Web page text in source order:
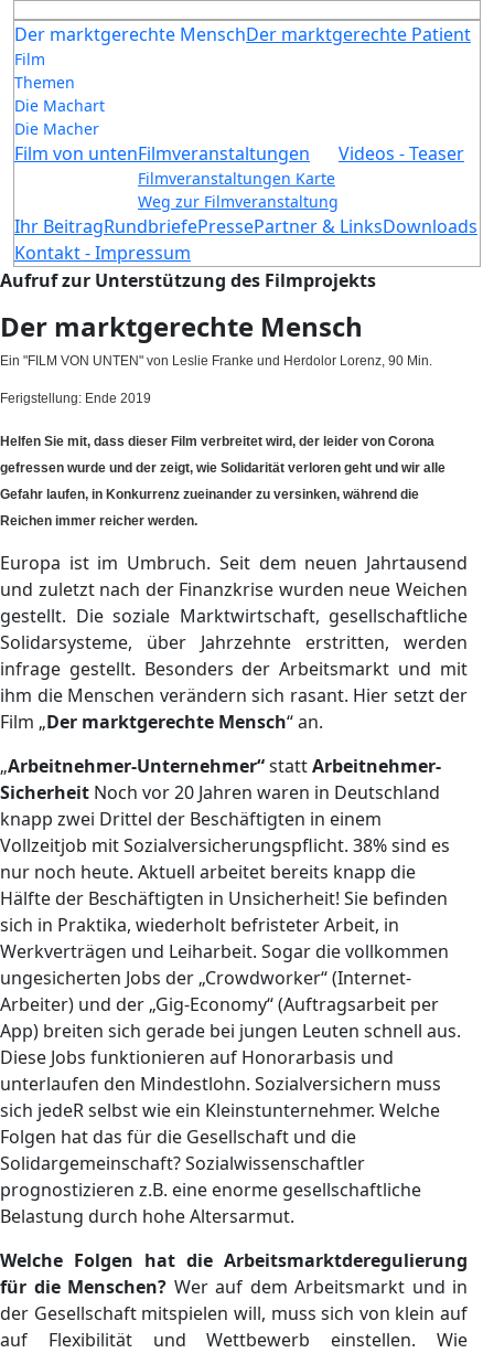
Der marktgerechte Mensch
Film
Themen
Die Machart
Die Macher
Der marktgerechte Patient
Film von untenFilmveranstaltungen
Filmveranstaltungen Karte
Weg zur Filmveranstaltung
Videos - Teaser
Ihr BeitragRundbriefePressePartner & LinksDownloads
Kontakt - Impressum
Aufruf zur Unterstützung des Filmprojekts
Der marktgerechte Mensch
Ein "FILM VON UNTEN" von Leslie Franke und Herdolor Lorenz, 90 Min.
Ferigstellung: Ende 2019
Helfen Sie mit, dass dieser Film verbreitet wird, der leider von Corona
gefressen wurde und der zeigt, wie Solidarität verloren geht und wir alle
Gefahr laufen, in Konkurrenz zueinander zu versinken, während die
Reichen immer reicher werden.
Europa ist im Umbruch. Seit dem neuen Jahrtausend
und zuletzt nach der Finanzkrise wurden neue Weichen
gestellt. Die soziale Marktwirtschaft, gesellschaftliche
Solidarsysteme, über Jahrzehnte erstritten, werden
infrage gestellt. Besonders der Arbeitsmarkt und mit
ihm die Menschen verändern sich rasant. Hier setzt der
Film „Der marktgerechte Mensch“ an.
„Arbeitnehmer-Unternehmer“stattArbeitnehmer-
Sicherheit Noch vor 20 Jahren waren in Deutschland
knapp zwei Drittel der Beschäftigten in einem
Vollzeitjob mit Sozialversicherungspflicht. 38% sind es
nur noch heute. Aktuell arbeitet bereits knapp die
Hälfte der Beschäftigten in Unsicherheit! Sie befinden
sich in Praktika, wiederholt befristeter Arbeit, in
Werkverträgen und Leiharbeit. Sogar die vollkommen
ungesicherten Jobs der „Crowdworker“ (Internet-
Arbeiter) und der „Gig-Economy“ (Auftragsarbeit per
App) breiten sich gerade bei jungen Leuten schnell aus.
Diese Jobs funktionieren auf Honorarbasis und
unterlaufen den Mindestlohn. Sozialversichern muss
sich jedeR selbst wie ein Kleinstunternehmer. Welche
Folgen hat das für die Gesellschaft und die
Solidargemeinschaft? Sozialwissenschaftler
prognostizieren z.B. eine enorme gesellschaftliche
Belastung durch hohe Altersarmut.
Welche Folgen hat die Arbeitsmarktderegulierung
für die Menschen? Wer auf dem Arbeitsmarkt und in
der Gesellschaft mitspielen will, muss sich von klein auf
auf Flexibilität und Wettbewerb einstellen. Wie